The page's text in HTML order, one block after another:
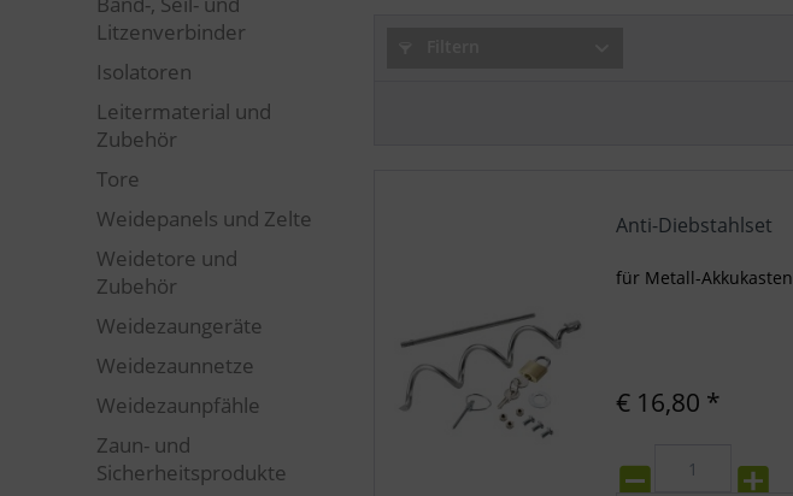
Litzenverbinder
Isolatoren
Leitermaterial und
Zubehör
Tore
Weidepanels und Zelte
Weidetore und
Zubehör
Weidezaungeräte
Weidezaunnetze
Weidezaunpfähle
Zaun- und
Sicherheitsprodukte
Anti-Diebstahlset
für Metall-Akkukasten
€ 16,80 *